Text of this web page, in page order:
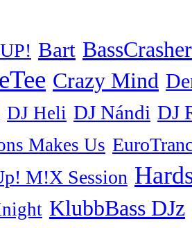
Bart BassCrasher
Crazy Mind
DJ Heli DJ Nándi DJ
Makes Us
M!X Session
KlubbBass DJz